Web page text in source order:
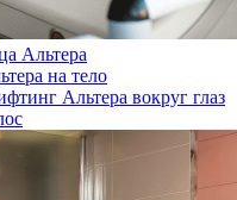
Альтера
на тело
Альтера вокруг глаз